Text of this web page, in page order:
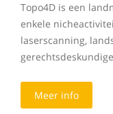
Topo4D is een
enkele
laserscanning,
Meer info